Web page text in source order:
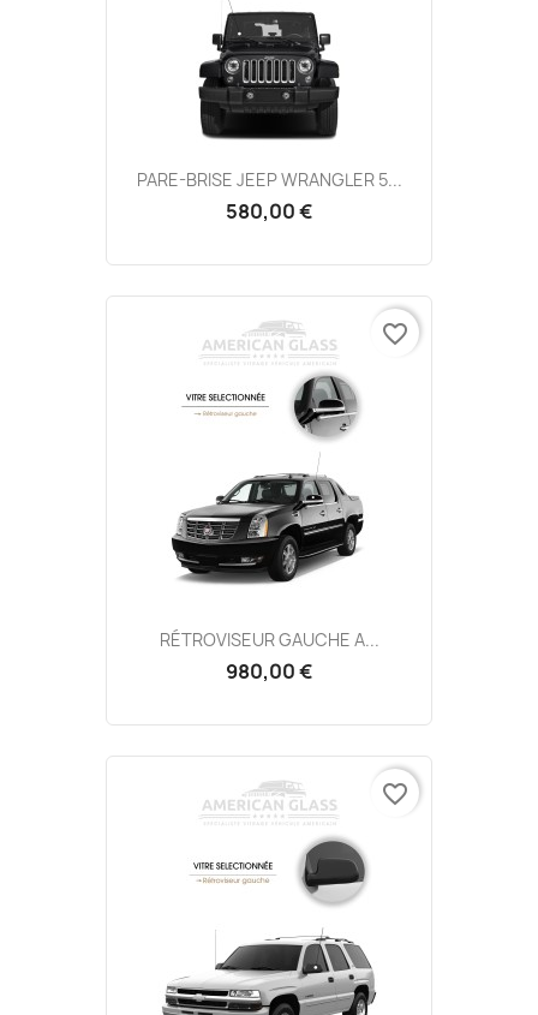
PARE-BRISE JEEP WRANGLER 5...
580,00 €
RÉTROVISEUR GAUCHE A...
980,00 €
favorite_border
favorite_border